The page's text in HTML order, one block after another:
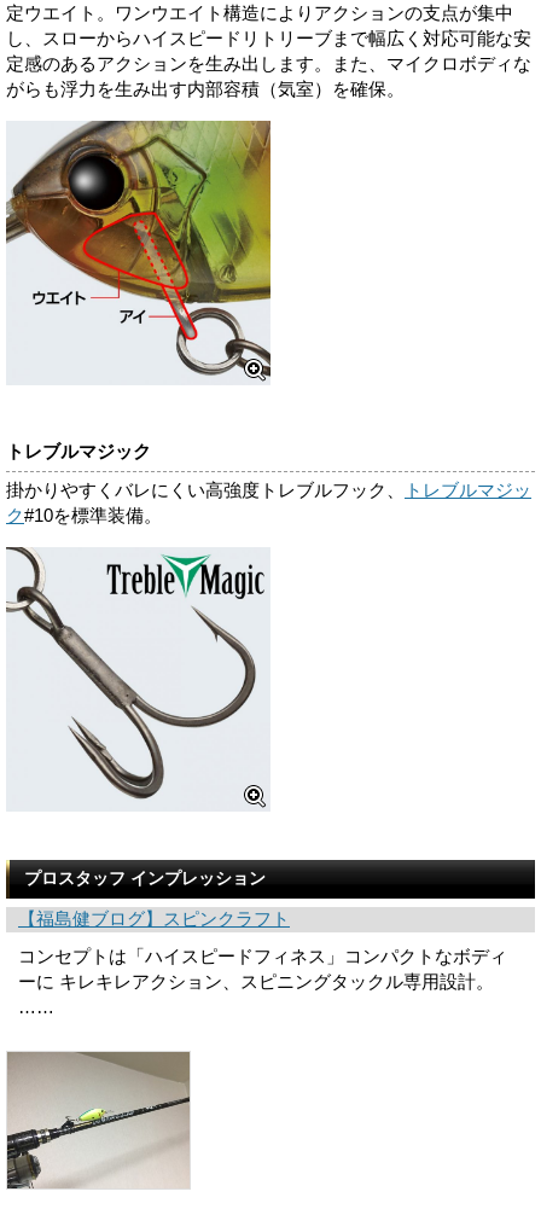
定ウエイト。ワンウエイト構造によりアクションの支点が集中
し、スローからハイスピードリトリーブまで幅広く対応可能な安
定感のあるアクションを生み出します。また、マイクロボディな
がらも浮力を生み出す内部容積（気室）を確保。
トレブルマジック
掛かりやすくバレにくい高強度トレブルフック、
トレブルマジッ
ク#10を標準装備。
プロスタッフ インプレッション
【福島健ブログ】スピンクラフト
コンセプトは「ハイスピードフィネス」コンパクトなボディ
ーに キレキレアクション、スピニングタックル専用設計。
……